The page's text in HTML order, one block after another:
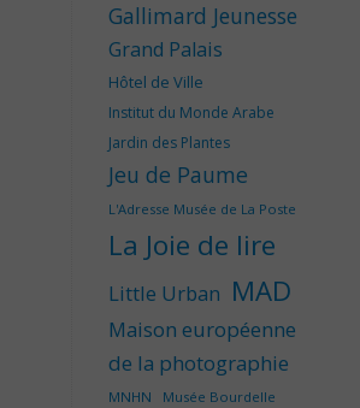
Gallimard Jeunesse
Grand Palais
Hôtel de Ville
Institut du Monde Arabe
Jardin des Plantes
Jeu de Paume
L'Adresse Musée de La Poste
La Joie de lire
Little Urban MAD
Maison européenne
de la photographie
MNHN Musée Bourdelle